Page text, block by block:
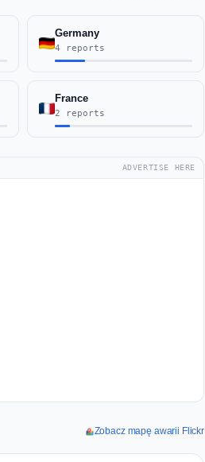
Germany
4 reports
France
2 reports
ADVERTISE HERE
Zobacz mapę awarii Flickr